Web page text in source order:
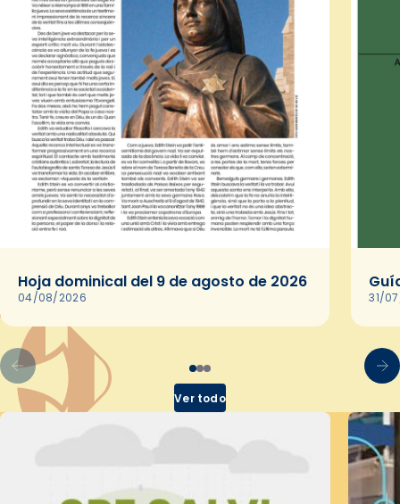
Hoja dominical del 9 de agosto de 2026
04/08/2026 31/
Ver todo